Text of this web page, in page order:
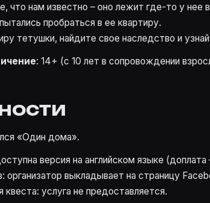
что нам известно – оно лежит где-то у
пробраться в ее квартиру.
тетушки, найдите свое наследство и
: 14+ (с 10 лет в сопровождении
«Один дома».
версия на английском языке (доплата
организатор выкладывает на страницу
услуга не предоставляется.